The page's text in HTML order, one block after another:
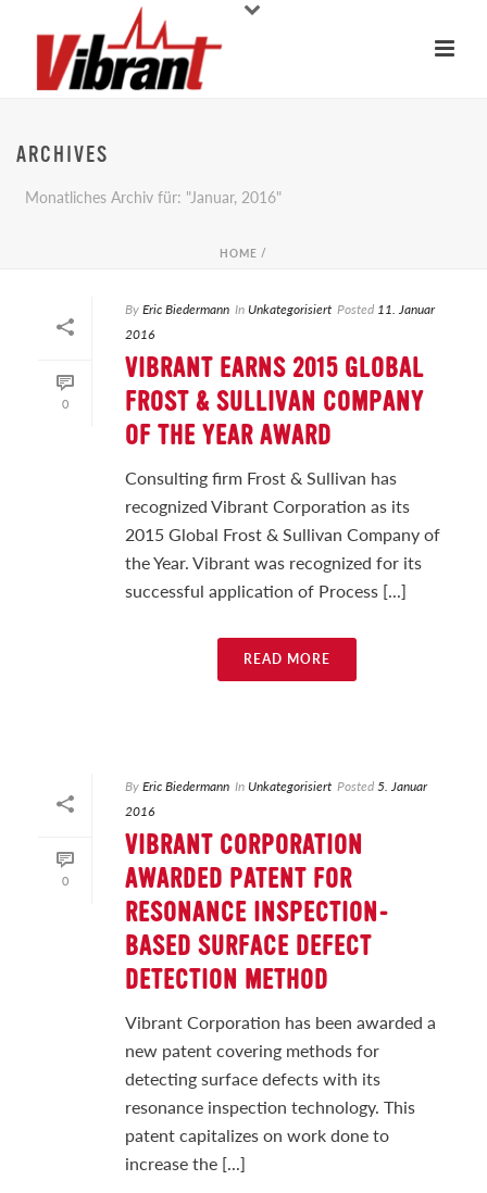
ARCHIVES
Monatliches Archiv für: "Januar, 2016"
HOME /
0
ByEric Biedermann In Unkategorisiert Posted 11. Januar
2016
VIBRANT EARNS 2015 GLOBAL
FROST & SULLIVAN COMPANY
OF THE YEAR AWARD
Consulting firm Frost & Sullivan has
recognized Vibrant Corporation as its
2015 Global Frost & Sullivan Company of
the Year. Vibrant was recognized for its
successful application of Process [...]
READ MORE
0
ByEric Biedermann In Unkategorisiert Posted5. Januar
2016
VIBRANT CORPORATION
AWARDED PATENT FOR
RESONANCE INSPECTION-
BASED SURFACE DEFECT
DETECTION METHOD
Vibrant Corporation has been awarded a
new patent covering methods for
detecting surface defects with its
resonance inspection technology. This
patent capitalizes on work done to
increase the [...]